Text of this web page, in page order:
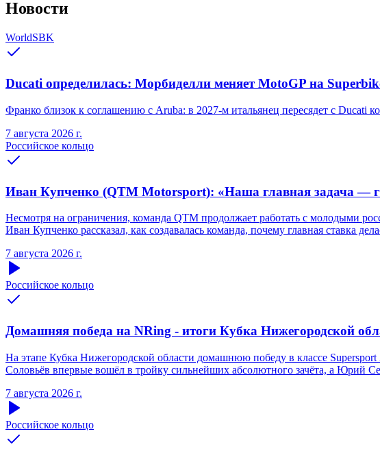
Новости
WorldSBK
Ducati определилась: Морбиделли меняет MotoGP на
Франко близок к соглашению с Aruba: в 2027-м итальянец пересядет с Ducati
7 августа 2026 г.
Российское кольцо
Иван Купченко (QTM Motorsport): «Наша главная задача —
Несмотря на ограничения, команда QTM продолжает работать с молодыми
Иван Купченко рассказал, как создавалась команда, почему главная ставка
7 августа 2026 г.
Российское кольцо
Домашняя победа на NRing - итоги Кубка Нижегородской
На этапе Кубка Нижегородской области домашнюю победу в классе
Соловьёв впервые вошёл в тройку сильнейших абсолютного зачёта, а Юрий
7 августа 2026 г.
Российское кольцо